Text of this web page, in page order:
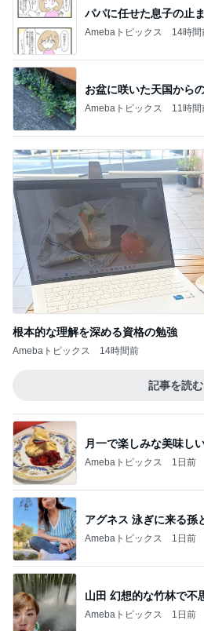
パパに任せた息子の止
Amebaトピックス 14時間
お盆に咲いた天国から
Amebaトピックス 11時間
根本的な理解を深める資格の勉強
Amebaトピックス 14時間前
記事を読む
月一で楽しみな美味し
Amebaトピックス 1日前
アグネス 泳ぎに来る孫
Amebaトピックス 1日前
山田 幻想的な竹林で不
Amebaトピックス 1日前